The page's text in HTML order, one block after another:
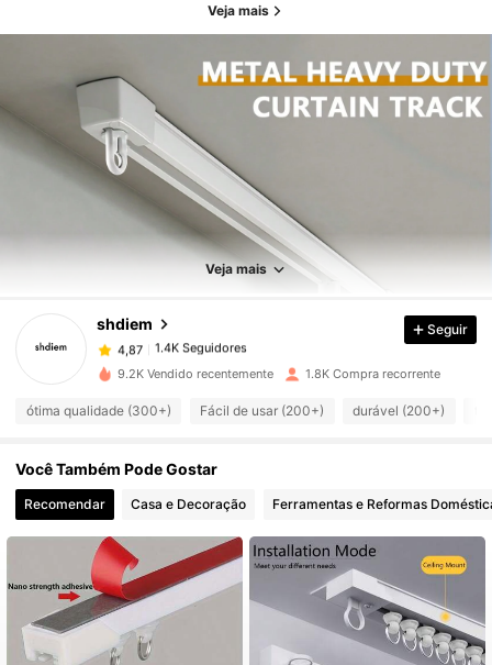
Veja mais
Veja mais
shdiem
4,87 1.4K Seguidores
1.4K Seguidores
4,87
1.4K Seguidores
4,87 1.4K Seguidores
4,87 1.4K Seguidores
1.4K Seguidores
Seguir
9.2K Vendido recentemente 1.8K Compra recorrente
ótima qualidade (300+) Fácil de usar (200+) durável (200+)
Você Também Pode Gostar
Recomendar Casa e Decoração Ferramentas e Reformas